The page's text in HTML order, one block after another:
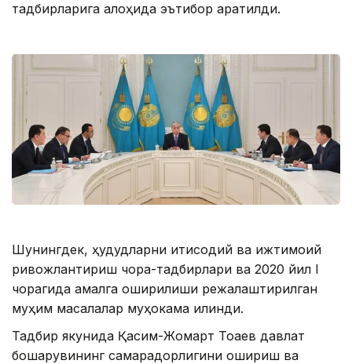
тадбирларига алоҳида эътибор қаратилди.
Шунингдек, ҳудудларни иқтисодий ва ижтимоий
ривожлантириш чора-тадбирлари ва 2020 йил І
чорагида амалга оширилиши режалаштирилган
муҳим масалалар муҳокама қилинди.
Тадбир якунида Қасим-Жомарт Тоқаев давлат
бошқарувининг самарадорлигини ошириш ва